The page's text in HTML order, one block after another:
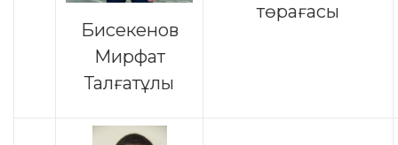
Бисекенов
Мирфат
Талғатұлы
төрағасы